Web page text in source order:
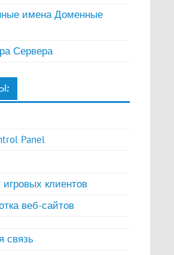
Доменные
Сервера
Panel
игровых клиентов
веб-сайтов
связь